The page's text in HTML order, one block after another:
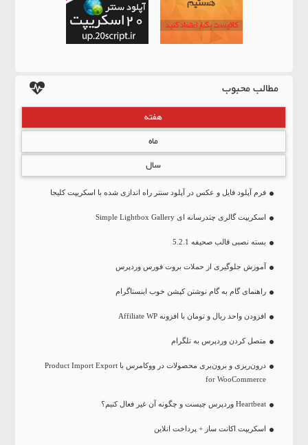
مطالب محبوب
هفته
ماه
سال
فرم آپلود فایل و عکس در آپلود سنتر راه اندازی شده با اسکریپت کلیجا
اسکریپت گالری چندرسانه ای Simple Lightbox Gallery
بسته نصبی قالب صحیفه 5.2.1
آموزش جلوگیری از حملات بروت فورس وردپرس
راهنمای گام به گام نوشتن کپشن خوب اینستاگرام
افزودن واحد ریال و تومان با افزونه Affiliate WP
متصل کردن وردپرس به تلگرام
درون‌ریزی و برون‌بری محصولات در ووکامرس با Product Import Export
for WooCommerce
Heartbeat وردپرس چیست و چگونه آن غیر فعال کنیم؟
اسکریپت اکانت ساز + پرداخت انلاین